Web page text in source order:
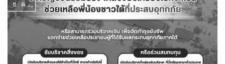
ธ.ค.